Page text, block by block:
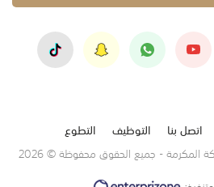
اتصل بنا التوظيف
التطوع
المكرمة - جميع الحقوق محفوظة © 2026